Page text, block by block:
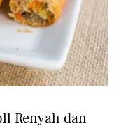
Renyah dan